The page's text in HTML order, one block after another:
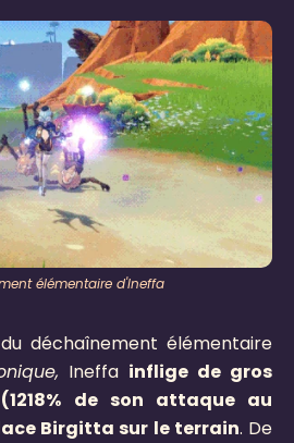
élémentaire d'Ineffa
déchaînement élémentaire
Ineffa inflige de gros
de son attaque au
Birgitta sur le terrain. De